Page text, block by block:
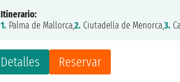
Detalles Reservar
Itinerario:
1. Palma de Mallorca,2. Ciutadella de Menorca,3.